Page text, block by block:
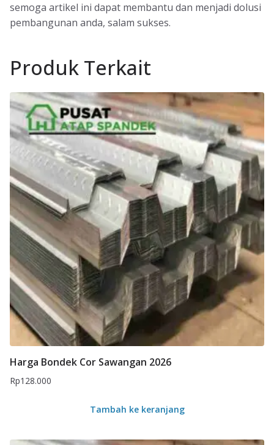
semoga artikel ini dapat membantu dan menjadi dolusi
pembangunan anda, salam sukses.
Produk Terkait
Harga Bondek Cor Sawangan 2026
Rp128.000
Tambah ke keranjang